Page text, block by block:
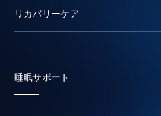
リカバリーケア
睡眠サポート